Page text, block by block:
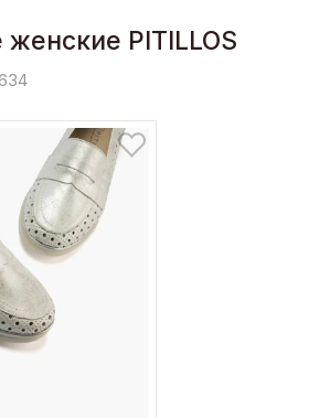
PITILLOS